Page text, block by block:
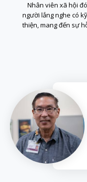
Nhân viên xã hội
người lắng nghe có
thiện, mang đến sự